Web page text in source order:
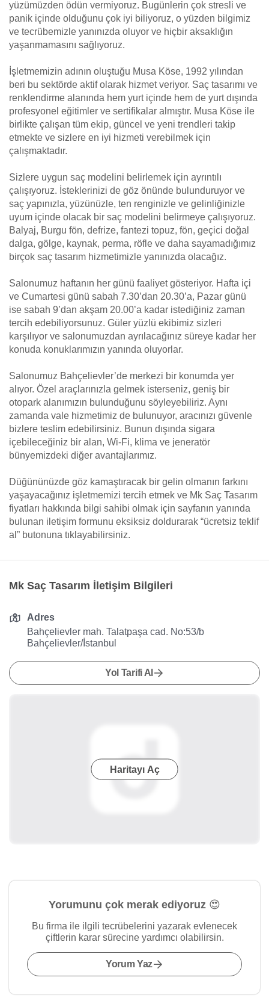
yüzümüzden ödün vermiyoruz. Bugünlerin çok stresli ve
panik içinde olduğunu çok iyi biliyoruz, o yüzden bilgimiz
ve tecrübemizle yanınızda oluyor ve hiçbir aksaklığın
yaşanmamasını sağlıyoruz.
İşletmemizin adının oluştuğu Musa Köse, 1992 yılından
beri bu sektörde aktif olarak hizmet veriyor. Saç tasarımı ve
renklendirme alanında hem yurt içinde hem de yurt dışında
profesyonel eğitimler ve sertifikalar almıştır. Musa Köse ile
birlikte çalışan tüm ekip, güncel ve yeni trendleri takip
etmekte ve sizlere en iyi hizmeti verebilmek için
çalışmaktadır.
Sizlere uygun saç modelini belirlemek için ayrıntılı
çalışıyoruz. İsteklerinizi de göz önünde bulunduruyor ve
saç yapınızla, yüzünüzle, ten renginizle ve gelinliğinizle
uyum içinde olacak bir saç modelini belirmeye çalışıyoruz.
Balyaj, Burgu fön, defrize, fantezi topuz, fön, geçici doğal
dalga, gölge, kaynak, perma, röfle ve daha sayamadığımız
birçok saç tasarım hizmetimizle yanınızda olacağız.
Salonumuz haftanın her günü faaliyet gösteriyor. Hafta içi
ve Cumartesi günü sabah 7.30’dan 20.30’a, Pazar günü
ise sabah 9’dan akşam 20.00’a kadar istediğiniz zaman
tercih edebiliyorsunuz. Güler yüzlü ekibimiz sizleri
karşılıyor ve salonumuzdan ayrılacağınız süreye kadar her
konuda konuklarımızın yanında oluyorlar.
Salonumuz Bahçelievler’de merkezi bir konumda yer
alıyor. Özel araçlarınızla gelmek isterseniz, geniş bir
otopark alanımızın bulunduğunu söyleyebiliriz. Aynı
zamanda vale hizmetimiz de bulunuyor, aracınızı güvenle
bizlere teslim edebilirsiniz. Bunun dışında sigara
içebileceğiniz bir alan, Wi-Fi, klima ve jeneratör
bünyemizdeki diğer avantajlarımız.
Düğününüzde göz kamaştıracak bir gelin olmanın farkını
yaşayacağınız işletmemizi tercih etmek ve Mk Saç Tasarım
fiyatları hakkında bilgi sahibi olmak için sayfanın yanında
bulunan iletişim formunu eksiksiz doldurarak “ücretsiz teklif
al” butonuna tıklayabilirsiniz.
Mk Saç Tasarım İletişim Bilgileri
Adres
Bahçelievler mah. Talatpaşa cad. No:53/b
Bahçelievler/İstanbul
Yol Tarifi Al
Haritayı Aç
Yorumunu çok merak ediyoruz 😍
Bu firma ile ilgili tecrübelerini yazarak evlenecek
çiftlerin karar sürecine yardımcı olabilirsin.
Yorum Yaz